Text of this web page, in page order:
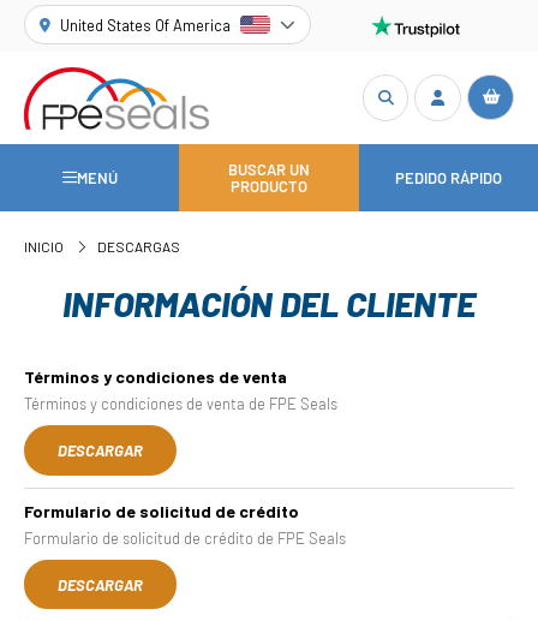
United States Of America
MENÚ
BUSCAR UN
PRODUCTO
PEDIDO RÁPIDO
INICIO DESCARGAS
INFORMACIÓN DEL CLIENTE
Términos y condiciones de venta
Términos y condiciones de venta de FPE Seals
DESCARGAR
Formulario de solicitud de crédito
Formulario de solicitud de crédito de FPE Seals
DESCARGAR